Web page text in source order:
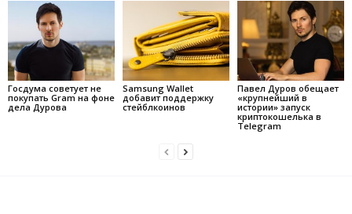
Госдума советует не
покупать Gram на фоне
дела Дурова
Samsung Wallet
добавит поддержку
стейблкоинов
Павел Дуров обещает
«крупнейший в
истории» запуск
криптокошелька в
Telegram